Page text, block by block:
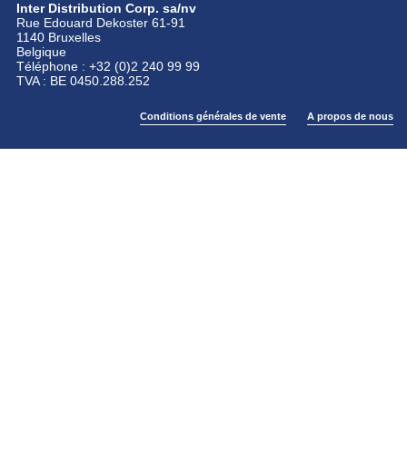
Inter Distribution Corp. sa/nv
Rue Edouard Dekoster 61-91
1140 Bruxelles
Belgique
Téléphone : +32 (0)2 240 99 99
TVA : BE 0450.288.252
Conditions générales de vente A propos de nous